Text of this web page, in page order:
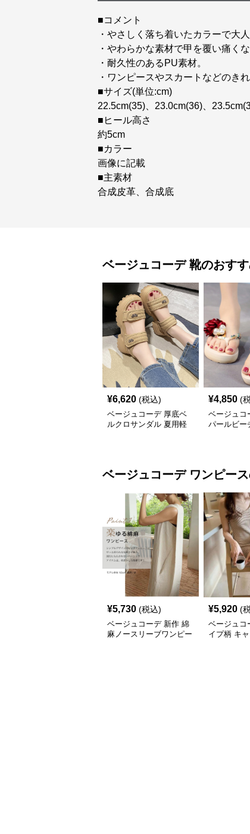
■コメント
・やさしく落ち着いたカラーで大人
・やわらかな素材で甲を覆い痛くな
・耐久性のあるPU素材。
・ワンピースやスカートなどのき
■サイズ(単位:cm)
22.5cm(35)、23.0cm(36)、
■ヒール高さ
約5cm
■カラー
画像に記載
■主素材
合成皮革、合成底
ベージュコーデ 靴のおす
¥6,620 (税込)
ベージュコーデ 厚底ベ
ルクロサンダル 夏用軽
¥4,850 (
ベージュコ
パールビー
ベージュコーデ ワンピース
¥5,730 (税込)
ベージュコーデ 新作 綿
麻ノースリーブワンピー
¥5,920 (
ベージュコ
イプ柄 キ